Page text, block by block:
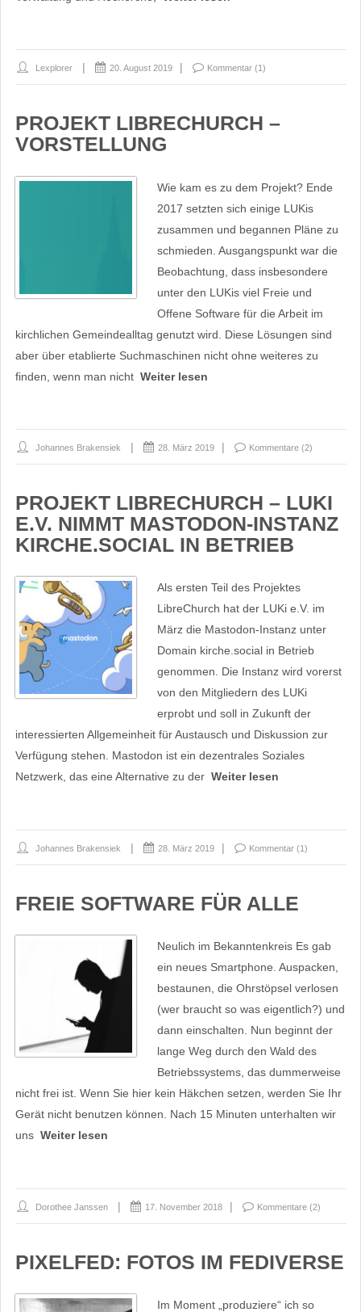
Lexplorer 20. August 2019 Kommentar (1)
PROJEKT LIBRECHURCH –
VORSTELLUNG
Wie kam es zu dem Projekt? Ende
2017 setzten sich einige LUKis
zusammen und begannen Pläne zu
schmieden. Ausgangspunkt war die
Beobachtung, dass insbesondere
unter den LUKis viel Freie und
Offene Software für die Arbeit im
kirchlichen Gemeindealltag genutzt wird. Diese Lösungen sind
aber über etablierte Suchmaschinen nicht ohne weiteres zu
finden, wenn man nicht Weiter lesen
Johannes Brakensiek 28. März 2019 Kommentare (2)
PROJEKT LIBRECHURCH – LUKI
E.V. NIMMT MASTODON-INSTANZ
KIRCHE.SOCIAL IN BETRIEB
Als ersten Teil des Projektes
LibreChurch hat der LUKi e.V. im
März die Mastodon-Instanz unter
Domain kirche.social in Betrieb
genommen. Die Instanz wird vorerst
von den Mitgliedern des LUKi
erprobt und soll in Zukunft der
interessierten Allgemeinheit für Austausch und Diskussion zur
Verfügung stehen. Mastodon ist ein dezentrales Soziales
Netzwerk, das eine Alternative zu der Weiter lesen
Johannes Brakensiek 28. März 2019 Kommentar (1)
FREIE SOFTWARE FÜR ALLE
Neulich im Bekanntenkreis Es gab
ein neues Smartphone. Auspacken,
bestaunen, die Ohrstöpsel verlosen
(wer braucht so was eigentlich?) und
dann einschalten. Nun beginnt der
lange Weg durch den Wald des
Betriebssystems, das dummerweise
nicht frei ist. Wenn Sie hier kein Häkchen setzen, werden Sie Ihr
Gerät nicht benutzen können. Nach 15 Minuten unterhalten wir
uns Weiter lesen
Dorothee Janssen 17. November 2018 Kommentare (2)
PIXELFED: FOTOS IM FEDIVERSE
Im Moment „produziere“ ich so